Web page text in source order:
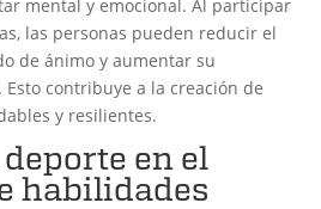
mental y emocional. Al participar
las personas pueden reducir el
de ánimo y aumentar su
contribuye a la creación de
y resilientes.
en el
habilidades